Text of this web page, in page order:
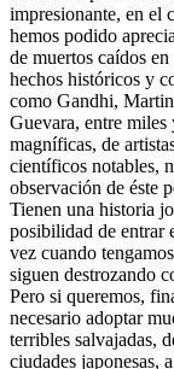
impresionante, en el
hemos podido
de muertos caídos
hechos históricos y
como Gandhi,
Guevara, entre miles
magníficas, de
científicos notables,
observación de éste
Tienen una historia
posibilidad de entrar
vez cuando
siguen destrozando
Pero si queremos,
necesario adoptar
terribles salvajadas,
ciudades japonesas,